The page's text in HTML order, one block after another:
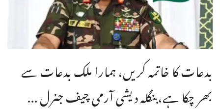
بدعات کا خاتمہ کریں، ہمارا ملک بدعات سے
بھر چکا ہے،بنگله دیشی آرمی چیف جنرل ...